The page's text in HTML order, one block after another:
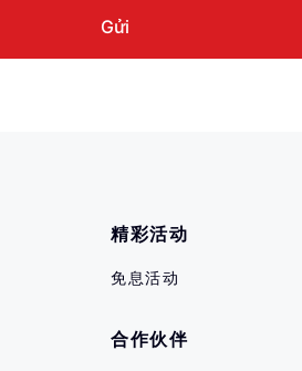
精彩活动
免息活动
合作伙伴